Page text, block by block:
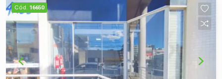
segmentos de atividade, como escritórios,
consultórios, empresas de prestação de
serviços e muito mais. Sua localização
estratégica, próxima à Estação São Leopoldo e
cercada pelo comércios e demais serviços
essenciais, garante fácil acesso e grande
comodidade no dia a dia. Aproveite esta
Cód. 16650